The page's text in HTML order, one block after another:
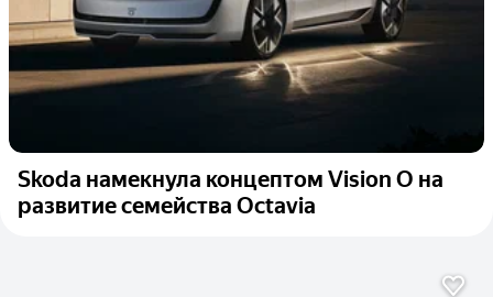
Skoda намекнула концептом Vision O на
развитие семейства Octavia